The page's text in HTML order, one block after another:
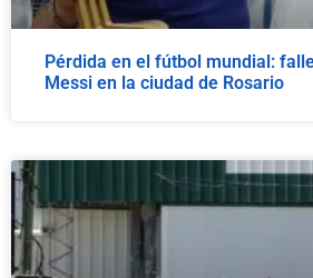
Pérdida en el fútbol mundial:
Messi en la ciudad de Rosario